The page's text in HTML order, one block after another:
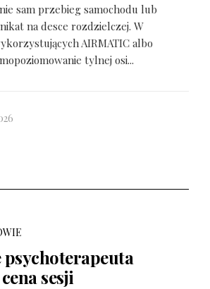
sam przebieg samochodu lub
na desce rozdzielczej. W
AIRMATIC albo
tylnej osi...
psychoterapeuta
sesji